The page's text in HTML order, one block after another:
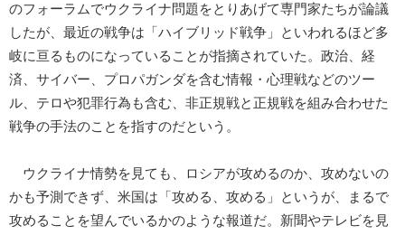
のフォーラムでウクライナ問題をとりあげて専門家たちが論議
したが、最近の戦争は「ハイブリッド戦争」といわれるほど多
岐に亘るものになっていることが指摘されていた。政治、経
済、サイバー、プロパガンダを含む情報・心理戦などのツー
ル、テロや犯罪行為も含む、非正規戦と正規戦を組み合わせた
戦争の手法のことを指すのだという。
ウクライナ情勢を見ても、ロシアが攻めるのか、攻めないの
かも予測できず、米国は「攻める、攻める」というが、まるで
攻めることを望んでいるかのような報道だ。新聞やテレビを見